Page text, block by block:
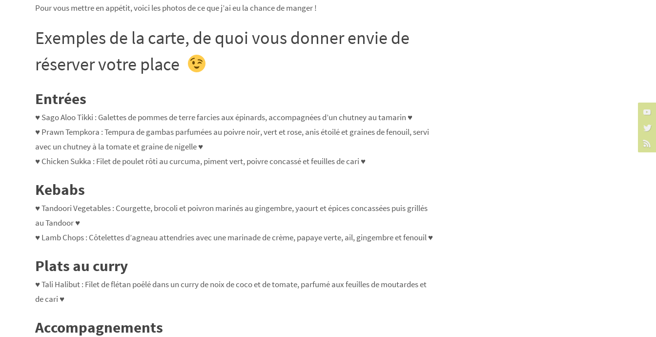
Pour vous mettre en appétit, voici les photos de ce que j’ai eu la chance de manger !
Exemples de la carte, de quoi vous donner envie de
réserver votre place
Entrées
♥ Sago Aloo Tikki : Galettes de pommes de terre farcies aux épinards, accompagnées d’un chutney au tamarin ♥
♥ Prawn Tempkora : Tempura de gambas parfumées au poivre noir, vert et rose, anis étoilé et graines de fenouil, servi
avec un chutney à la tomate et graine de nigelle ♥
♥ Chicken Sukka : Filet de poulet rôti au curcuma, piment vert, poivre concassé et feuilles de cari ♥
Kebabs
♥ Tandoori Vegetables : Courgette, brocoli et poivron marinés au gingembre, yaourt et épices concassées puis grillés
au Tandoor ♥
♥ Lamb Chops : Côtelettes d’agneau attendries avec une marinade de crème, papaye verte, ail, gingembre et fenouil ♥
Plats au curry
♥ Tali Halibut : Filet de flétan poêlé dans un curry de noix de coco et de tomate, parfumé aux feuilles de moutardes et
de cari ♥
Accompagnements